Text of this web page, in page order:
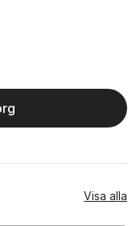
Visa alla